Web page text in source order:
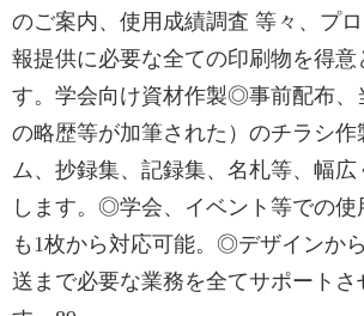
のご案内、使用成績調査 等々、プ
報提供に必要な全ての印刷物を得意
す。学会向け資材作製◎事前配布、
の略歴等が加筆された）のチラシ作
ム、抄録集、記録集、名札等、幅広
します。◎学会、イベント等での使
も1枚から対応可能。◎デザインか
送まで必要な業務を全てサポートさ